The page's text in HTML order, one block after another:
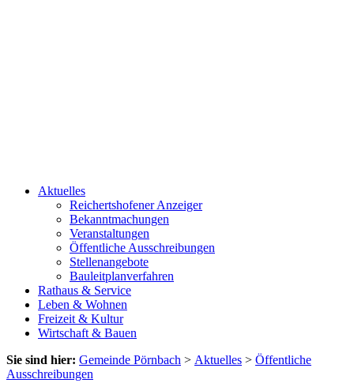
Aktuelles
Reichertshofener Anzeiger
Bekanntmachungen
Veranstaltungen
Öffentliche Ausschreibungen
Stellenangebote
Bauleitplanverfahren
Rathaus & Service
Leben & Wohnen
Freizeit & Kultur
Wirtschaft & Bauen
Sie sind hier: Gemeinde Pörnbach > Aktuelles > Öffentliche
Ausschreibungen